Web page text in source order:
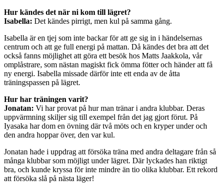
Hur kändes det när ni kom till lägret?
Isabella: Det kändes pirrigt, men kul på samma gång.
Isabella är en tjej som inte backar för att ge sig in i händelsernas
centrum och att ge full energi på mattan. Då kändes det bra att det
också fanns möjlighet att göra ett besök hos Matts Jaakkola, vår
omplåstrare, som nästan magiskt fick ömma fötter och händer att få
ny energi. Isabella missade därför inte ett enda av de åtta
träningspassen på lägret.
Hur har träningen varit?
Jonatan: Vi har provat på hur man tränar i andra klubbar. Deras
uppvärmning skiljer sig till exempel från det jag gjort förut. På
Iyasaka har dom en övning där två möts och en kryper under och
den andra hoppar över, den var kul.
Jonatan hade i uppdrag att försöka träna med andra deltagare från så
många klubbar som möjligt under lägret. Där lyckades han riktigt
bra, och kunde kryssa för inte mindre än tio olika klubbar. Ett rekord
att försöka slå på nästa läger!